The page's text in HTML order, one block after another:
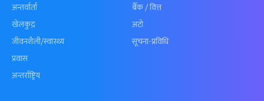
अन्तर्वार्ता
खेलकुद़़
जीवनशैली/स्वास्थ्य
प्रवास
अन्तर्राष्ट्रिय
बैँक / वित्त
अटो
सूचना-प्रविधि